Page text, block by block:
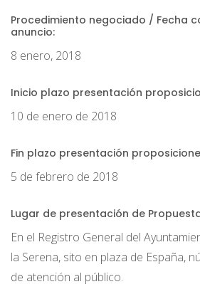
Procedimiento negociado / Fecha
anuncio:
8 enero, 2018
Inicio plazo presentación
10 de enero de 2018
Fin plazo presentación
5 de febrero de 2018
Lugar de presentación de
En el Registro General del
la Serena, sito en plaza de España,
de atención al público.